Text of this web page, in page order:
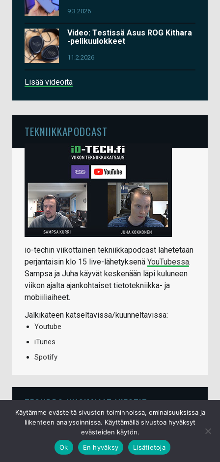
9.3.2026
Video: Testissä Asus ROG Kithara
-pelikuulokkeet
11.2.2026
Lisää videoita
TEKNIIKKAPODCAST
io-techin viikottainen tekniikkapodcast lähetetään
perjantaisin klo 15 live-lähetyksenä YouTubessa.
Sampsa ja Juha käyvät keskenään läpi kuluneen
viikon ajalta ajankohtaiset tietotekniikka- ja
mobiiliaiheet.
Jälkikäteen katseltavissa/kuunneltavissa:
Youtube
iTunes
Spotify
TECHBBS UUSIMMAT VIESTIT
Laadukkaat kuulokkeet?
Käytämme evästeitä sivuston toiminnoissa, ominaisuuksissa ja
liikenteen analysoinnissa. Käyttämällä sivustoa hyväksyt
evästeiden käytön.
Ok
En hyväksy Lisätietoja